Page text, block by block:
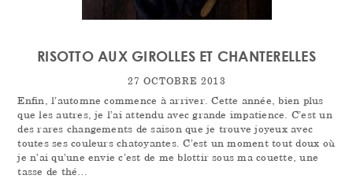
RISOTTO AUX GIROLLES ET CHANTERELLES
27 OCTOBRE 2013
Enfin, l’automne commence à arriver. Cette année, bien plus
que les autres, je l’ai attendu avec grande impatience. C’est un
des rares changements de saison que je trouve joyeux avec
toutes ses couleurs chatoyantes. C’est un moment tout doux où
je n’ai qu’une envie c’est de me blottir sous ma couette, une
tasse de thé…